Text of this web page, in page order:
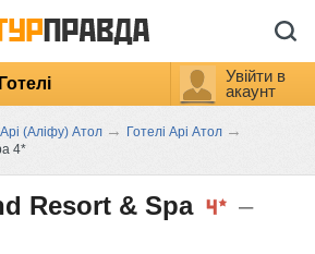
Готелі
Увійти в
акаунт
Арі (Аліфу) Атол → Готелі Арі Атол →
4*
Resort & Spa
–